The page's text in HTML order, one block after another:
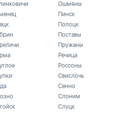
Ошмяны
Пинск
Полоцк
Поставы
Пружаны
Речица
Россоны
Свислочь
Сенно
Слоним
Слуцк